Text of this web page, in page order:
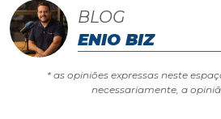
BLOG
ENIO BIZ
* as opiniões expressas neste
necessariamente, a